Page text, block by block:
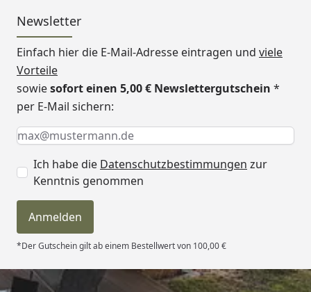
Newsletter
Einfach hier die E-Mail-Adresse eintragen und viele
Vorteile
sowiesofort einen 5,00 € Newslettergutschein *
per E-Mail sichern:
Keine Eingabe erforderlich
Eingabe erforderlich
E-Mail *
Ich habe die Datenschutzbestimmungen zur
Kenntnis genommen
Anmelden
*Der Gutschein gilt ab einem Bestellwert von 100,00 €